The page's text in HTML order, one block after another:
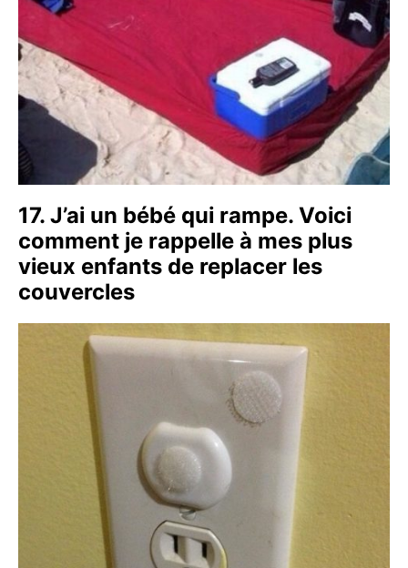
17. J’ai un bébé qui rampe. Voici
comment je rappelle à mes plus
vieux enfants de replacer les
couvercles